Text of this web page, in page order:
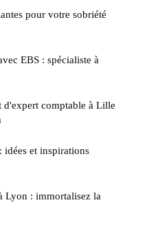
pour votre sobriété
EBS : spécialiste à
comptable à Lille
et inspirations
Lyon : immortalisez la